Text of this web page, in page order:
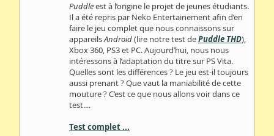
Puddleest à l’origine le projet de jeunes étudiants.
Il a été repris par Neko Entertainement afin d’en
faire le jeu complet que nous connaissons sur
appareilsAndroid(lire notre test dePuddle THD),
Xbox 360, PS3 et PC. Aujourd’hui, nous nous
intéressons à l’adaptation du titre sur PS Vita.
Quelles sont les différences ? Le jeu est-il toujours
aussi prenant ? Que vaut la maniabilité de cette
mouture ? C’est ce que nous allons voir dans ce
test....
Test complet ...